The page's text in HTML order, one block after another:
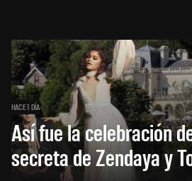
HACE 1 DÍA
Así fue la celebración
secreta de Zendaya y